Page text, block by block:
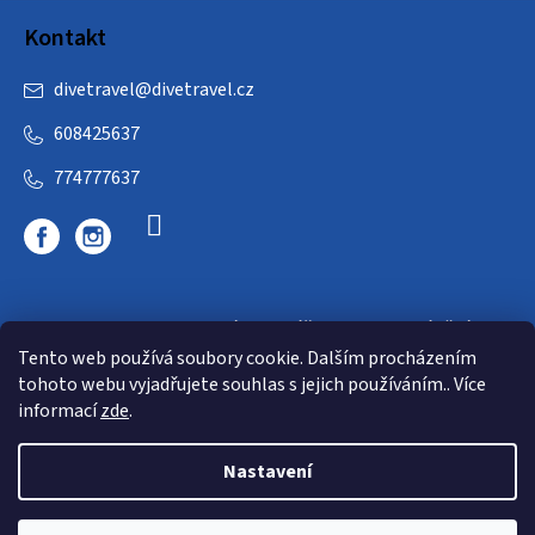
Tento web používá soubory cookie. Dalším procházením
tohoto webu vyjadřujete souhlas s jejich používáním.. Více
informacízde.
Nastavení
Kontakt
divetravel@divetravel.cz
608425637
774777637
DIVETRAVEL - cestovní kancelář - cesty za potápěním
Copyright 2026E-dive. Všechna práva vyhrazena.